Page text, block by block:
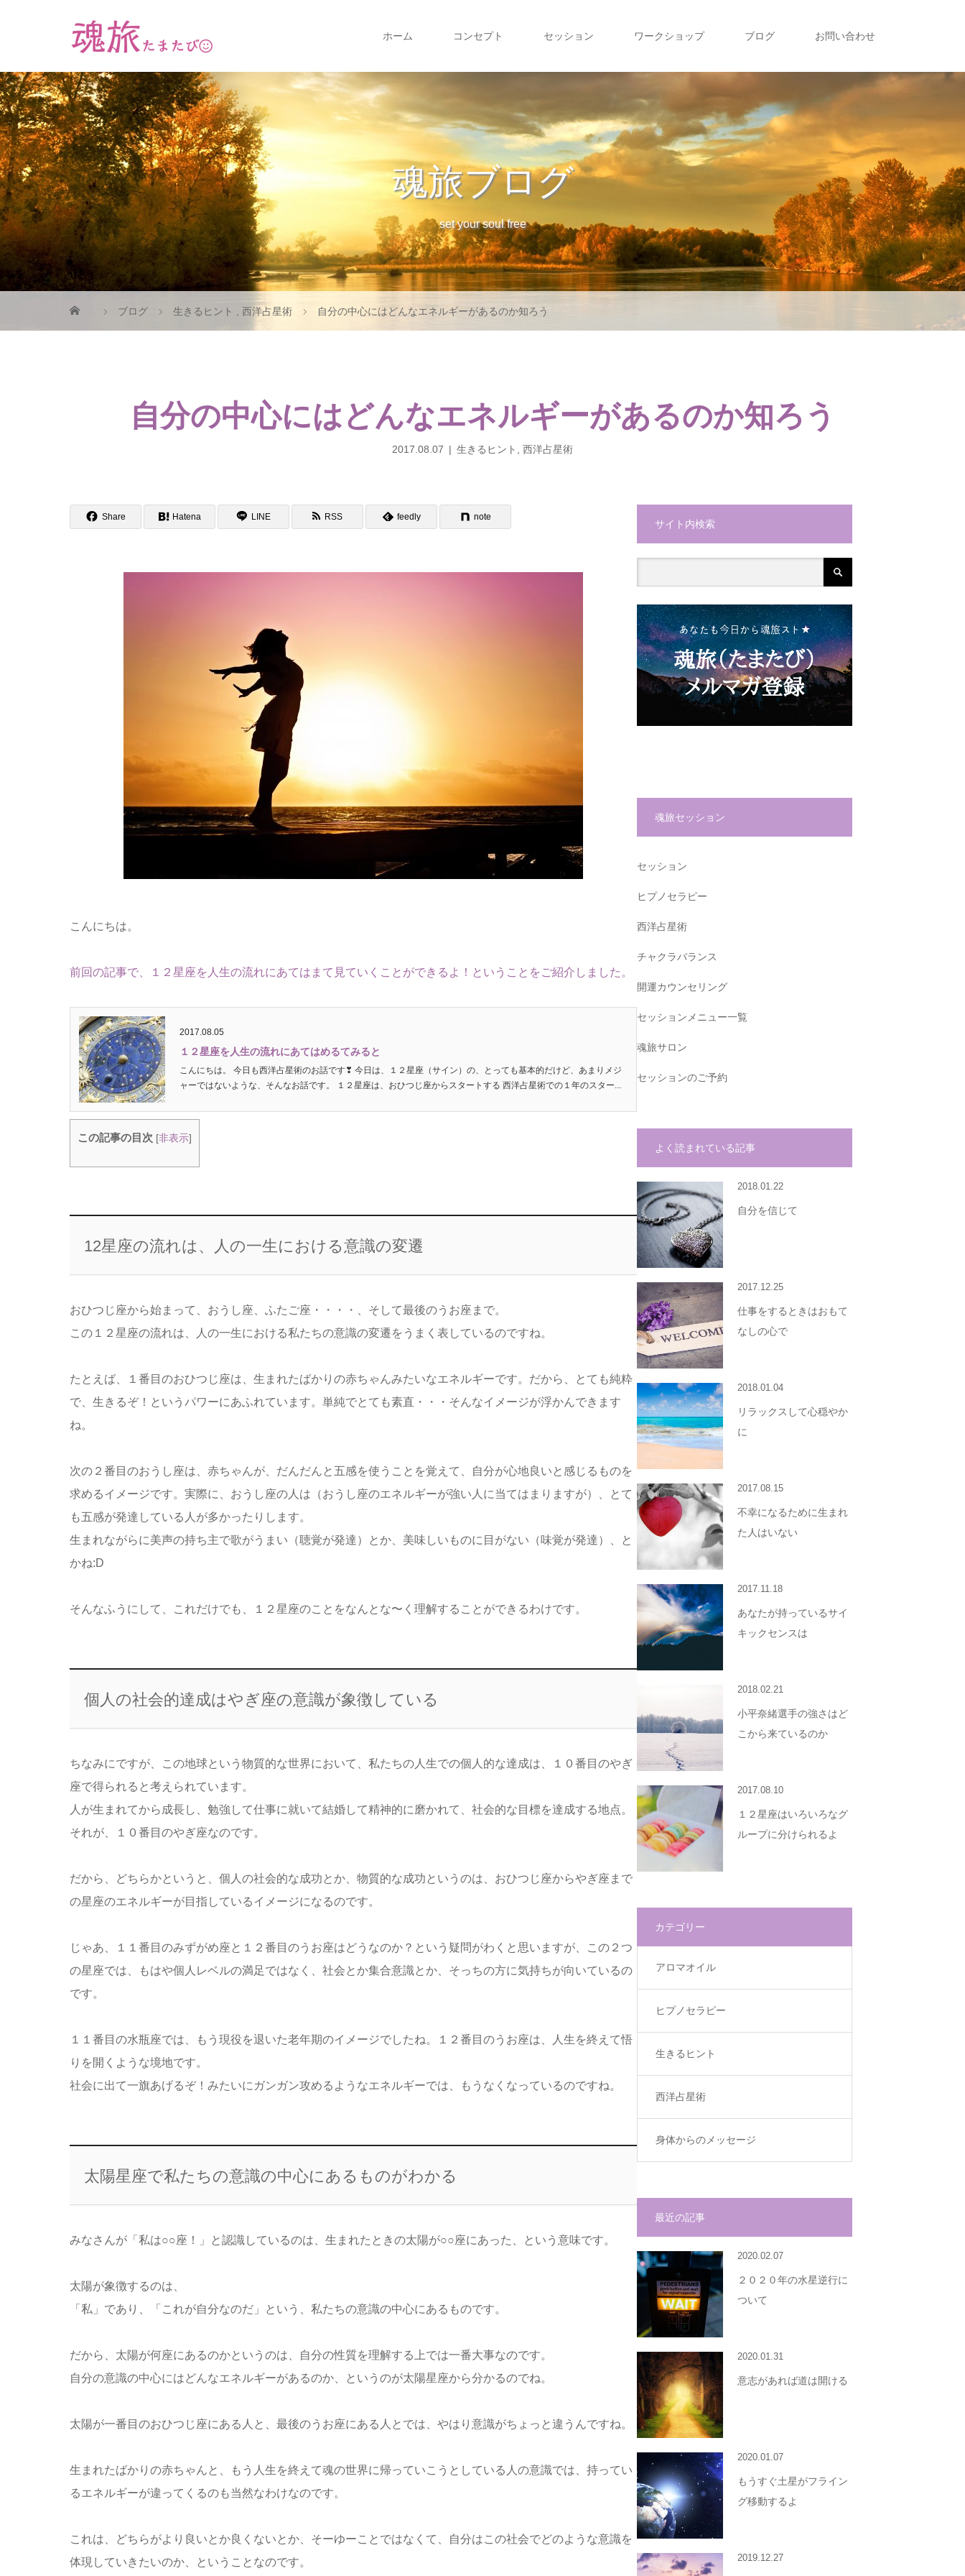
ホーム コンセプト セッション ワークショップ ブログ お問い合わせ
魂旅ブログ
set your soul free
ブログ 生きるヒント 西洋占星術 自分の中心にはどんなエネルギーがあるのか知ろう
自分の中心にはどんなエネルギーがあるのか知ろう
2017.08.07 生きるヒント 西洋占星術
Share Hatena LINE RSS feedly note
こんにちは。
前回の記事で、１２星座を人生の流れにあてはまて見ていくことができるよ！ということをご紹介しました。
2017.08.05
１２星座を人生の流れにあてはめるてみると
こんにちは。 今日も西洋占星術のお話です❣ 今日は、１２星座（サイン）の、とっても基本的だけど、あまりメジ
ャーではないような、そんなお話です。 １２星座は、おひつじ座からスタートする 西洋占星術での１年のスター...
この記事の目次 [非表示]
12星座の流れは、人の一生における意識の変遷
おひつじ座から始まって、おうし座、ふたご座・・・・、そして最後のうお座まで。
この１２星座の流れは、人の一生における私たちの意識の変遷をうまく表しているのですね。
たとえば、１番目のおひつじ座は、生まれたばかりの赤ちゃんみたいなエネルギーです。だから、とても純粋
で、生きるぞ！というパワーにあふれています。単純でとても素直・・・そんなイメージが浮かんできます
ね。
次の２番目のおうし座は、赤ちゃんが、だんだんと五感を使うことを覚えて、自分が心地良いと感じるものを
求めるイメージです。実際に、おうし座の人は（おうし座のエネルギーが強い人に当てはまりますが）、とて
も五感が発達している人が多かったりします。
生まれながらに美声の持ち主で歌がうまい（聴覚が発達）とか、美味しいものに目がない（味覚が発達）、と
かね:D
そんなふうにして、これだけでも、１２星座のことをなんとな〜く理解することができるわけです。
個人の社会的達成はやぎ座の意識が象徴している
ちなみにですが、この地球という物質的な世界において、私たちの人生での個人的な達成は、１０番目のやぎ
座で得られると考えられています。
人が生まれてから成長し、勉強して仕事に就いて結婚して精神的に磨かれて、社会的な目標を達成する地点。
それが、１０番目のやぎ座なのです。
だから、どちらかというと、個人の社会的な成功とか、物質的な成功というのは、おひつじ座からやぎ座まで
の星座のエネルギーが目指しているイメージになるのです。
じゃあ、１１番目のみずがめ座と１２番目のうお座はどうなのか？という疑問がわくと思いますが、この２つ
の星座では、もはや個人レベルの満足ではなく、社会とか集合意識とか、そっちの方に気持ちが向いているの
です。
１１番目の水瓶座では、もう現役を退いた老年期のイメージでしたね。１２番目のうお座は、人生を終えて悟
りを開くような境地です。
社会に出て一旗あげるぞ！みたいにガンガン攻めるようなエネルギーでは、もうなくなっているのですね。
太陽星座で私たちの意識の中心にあるものがわかる
みなさんが「私は○○座！」と認識しているのは、生まれたときの太陽が○○座にあった、という意味です。
太陽が象徴するのは、
「私」であり、「これが自分なのだ」という、私たちの意識の中心にあるものです。
だから、太陽が何座にあるのかというのは、自分の性質を理解する上では一番大事なのです。
自分の意識の中心にはどんなエネルギーがあるのか、というのが太陽星座から分かるのでね。
太陽が一番目のおひつじ座にある人と、最後のうお座にある人とでは、やはり意識がちょっと違うんですね。
生まれたばかりの赤ちゃんと、もう人生を終えて魂の世界に帰っていこうとしている人の意識では、持ってい
るエネルギーが違ってくるのも当然なわけなのです。
これは、どちらがより良いとか良くないとか、そーゆーことではなくて、自分はこの社会でどのような意識を
体現していきたいのか、ということなのです。
サイト内検索
魂旅セッション
セッション
ヒプノセラピー
西洋占星術
チャクラバランス
開運カウンセリング
セッションメニュー一覧
魂旅サロン
セッションのご予約
よく読まれている記事
2018.01.22
自分を信じて
2017.12.25
仕事をするときはおもて
なしの心で
2018.01.04
リラックスして心穏やか
に
2017.08.15
不幸になるために生まれ
た人はいない
2017.11.18
あなたが持っているサイ
キックセンスは
2018.02.21
小平奈緒選手の強さはど
こから来ているのか
2017.08.10
１２星座はいろいろなグ
ループに分けられるよ
カテゴリー
アロマオイル
ヒプノセラピー
生きるヒント
西洋占星術
身体からのメッセージ
最近の記事
2020.02.07
２０２０年の水星逆行に
ついて
2020.01.31
意志があれば道は開ける
2020.01.07
もうすぐ土星がフライン
グ移動するよ
2019.12.27